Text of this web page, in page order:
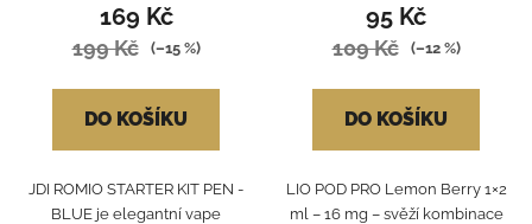
169 Kč
199 Kč (–15 %)
DO KOŠÍKU
JDI ROMIO STARTER KIT PEN -
BLUE je elegantní vape
95 Kč
109 Kč (–12 %)
DO KOŠÍKU
LIO POD PRO Lemon Berry 1×2
ml – 16 mg – svěží kombinace